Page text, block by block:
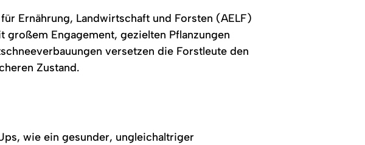
Ernährung, Landwirtschaft und Forsten (AELF)
Engagement, gezielten Pflanzungen
versetzen die Forstleute den
Zustand.
wie ein gesunder, ungleichaltriger